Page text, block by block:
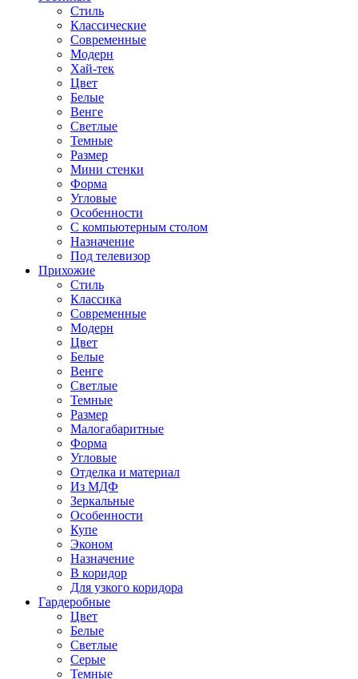
Стиль
Классические
Современные
Модерн
Хай-тек
Цвет
Белые
Венге
Светлые
Темные
Размер
Мини стенки
Форма
Угловые
Особенности
С компьютерным столом
Назначение
Под телевизор
Прихожие
Стиль
Классика
Современные
Модерн
Цвет
Белые
Венге
Светлые
Темные
Размер
Малогабаритные
Форма
Угловые
Отделка и материал
Из МДФ
Зеркальные
Особенности
Купе
Эконом
Назначение
В коридор
Для узкого коридора
Гардеробные
Цвет
Белые
Светлые
Серые
Темные